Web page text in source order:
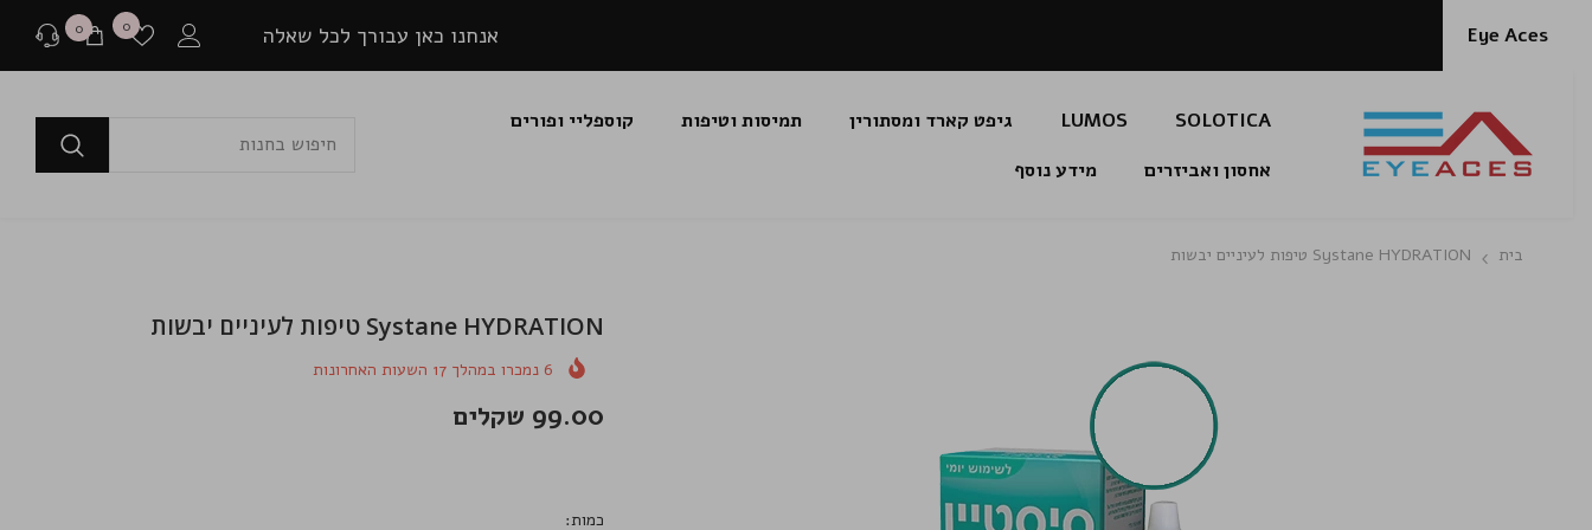
Eye Aces אנחנו כאן עבורך לכל שאלה 0 רשימת
משאלות
0
0
פריטים
בכל שאלה או התלבטות ניתן ליצור איתנו קשר במגוון
או לבקר בדף שאלות ותשובות שלנו
SOLOTICA
LUMOS גיפט קארד ומסתורין תמיסות וטיפות
קוספליי ופורים
אחסון ואביזרים
מידע נוסף
בית Systane HYDRATION טיפות לעיניים יבשות
Systane HYDRATION טיפות לעיניים יבשות
6 נמכרו במהלך17 השעות האחרונות
99.00 שקלים
כמות: